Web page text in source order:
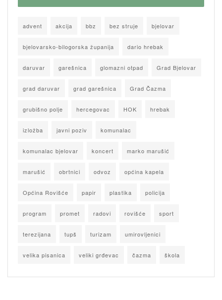
advent akcija bbz bez struje bjelovar
bjelovarsko-bilogorska županija dario hrebak
daruvar garešnica glomazni otpad Grad Bjelovar
grad daruvar grad garešnica Grad Čazma
grubišno polje hercegovac HOK hrebak
izložba javni poziv komunalac
komunalac bjelovar koncert marko marušić
marušić obrtnici odvoz općina kapela
Općina Rovišće papir plastika policija
program promet radovi rovišće sport
terezijana tupš turizam umirovljenici
velika pisanica veliki grđevac čazma škola